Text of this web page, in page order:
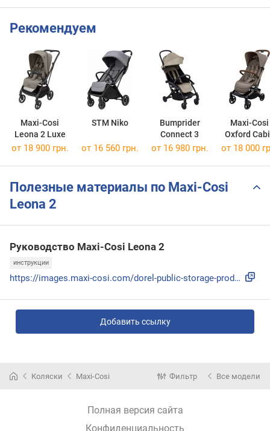
Рекомендуем
Maxi-Cosi
Leona 2 Luxe
STM Niko
Bumprider
Connect 3
Maxi-Cosi
Oxford
от 18 900 грн. от 16 560 грн. от 16 980 грн. от 18 000
Полезные материалы по Maxi-Cosi
Leona 2
Руководство Maxi-Cosi Leona 2
инструкции
https://images.maxi-cosi.com/dorel-public-storage-prod/manu...
Добавить ссылку
Коляски Maxi-Cosi Фильтр Все модели
Полная версия сайта
Конфиденциальность